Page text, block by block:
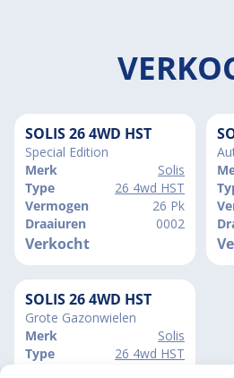
SOLIS 26 4WD HST
Special Edition
Merk
Solis
Type
26 4wd HST
Vermogen
26 Pk
Draaiuren
0002
Verkocht
SOLIS 26 4WD HST
Grote Gazonwielen
Merk
Solis
Type
26 4wd HST